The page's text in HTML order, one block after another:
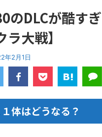
のDLCが酷す
大戦】
年2月1日
体はどうなる？